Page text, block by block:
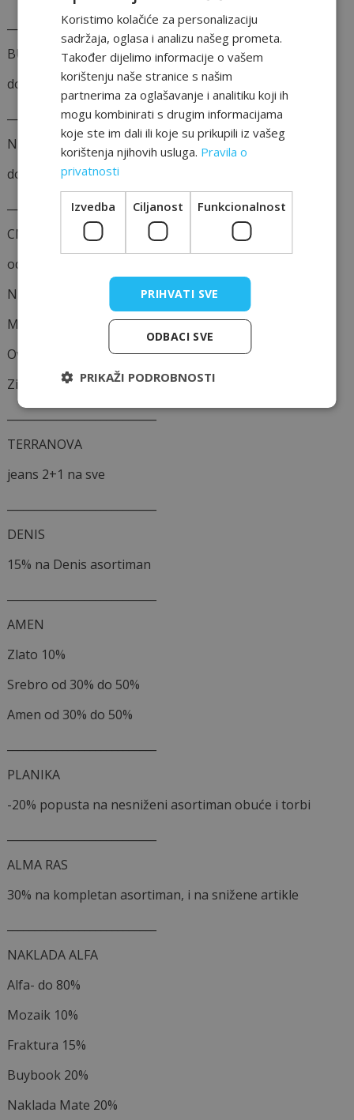
___________________________
BUZZ
do 40%
___________________________
NIKE SHOP
do 40%
___________________________
CM
odabrani parfemi sniženi do 35%
Nikel kozmetika snižena je do 25%
My lovely bag torbe snižene 25%
Ovnak trendy novčanici i remenje sniženi su 35%
Ziaja kompletan asortiman snižen je 25%
___________________________
TERRANOVA
jeans 2+1 na sve
DENIS
15% na Denis asortiman
AMEN
Zlato 10%
Srebro od 30% do 50%
Amen od 30% do 50%
PLANIKA
-20% popusta na nesniženi asortiman obuće i torbi
ALMA RAS
30% na kompletan asortiman, i na snižene artikle
NAKLADA ALFA
Alfa- do 80%
Mozaik 10%
Fraktura 15%
Buybook 20%
Naklada Mate 20%
Koristimo kolačiće za personalizaciju
sadržaja, oglasa i analizu našeg prometa.
Također dijelimo informacije o vašem
korištenju naše stranice s našim
partnerima za oglašavanje i analitiku koji ih
mogu kombinirati s drugim informacijama
koje ste im dali ili koje su prikupili iz vašeg
korištenja njihovih usluga. Pravila o
privatnosti
Izvedba Ciljanost Funkcionalnost
PRIHVATI SVE
ODBACI SVE
PRIKAŽI PODROBNOSTI